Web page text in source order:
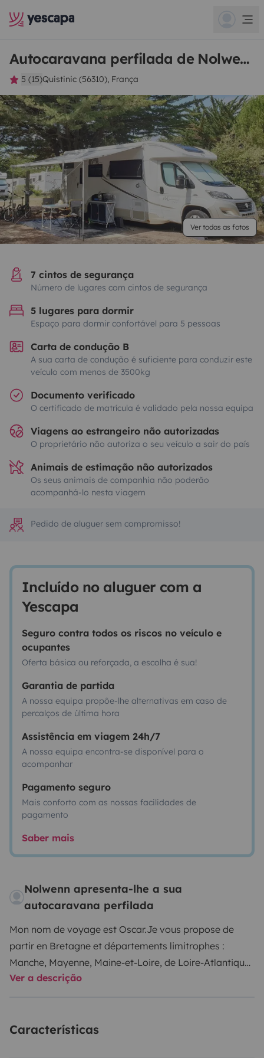
Autocaravana perfilada de Nolwenn
5 (15)Quistinic (56310), França
Ver todas as fotos
7 cintos de segurança
Número de lugares com cintos de segurança
5 lugares para dormir
Espaço para dormir confortável para 5 pessoas
Carta de condução B
A sua carta de condução é suficiente para conduzir este
veículo com menos de 3500kg
Documento verificado
O certificado de matrícula é validado pela nossa equipa
Viagens ao estrangeiro não autorizadas
O proprietário não autoriza o seu veículo a sair do país
Animais de estimação não autorizados
Os seus animais de companhia não poderão
acompanhá-lo nesta viagem
Pedido de aluguer sem compromisso!
Incluído no aluguer com a
Yescapa
Seguro contra todos os riscos no veículo e
ocupantes
Oferta básica ou reforçada, a escolha é sua!
Garantia de partida
A nossa equipa propõe-lhe alternativas em caso de
percalços de última hora
Assistência em viagem 24h/7
A nossa equipa encontra-se disponível para o
acompanhar
Pagamento seguro
Mais conforto com as nossas facilidades de
pagamento
Saber mais
Nolwenn apresenta-lhe a sua
autocaravana perfilada
Mon nom de voyage est Oscar.Je vous propose de
partir en Bretagne et départements limitrophes :
Manche, Mayenne, Maine-et-Loire, de Loire-Atlantique
(pas au-delà).Oscar ne prend pas de vélos, et n'a pas
amis, en évènements (mariage, anniversaire..).
Ver a descrição
Características